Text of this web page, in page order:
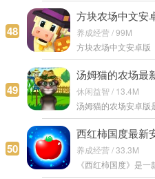
48
养成经营 / 99M
49
汤姆猫的农场最
休闲益智 / 13.4M
50
西红柿国度最新
养成经营 / 33.3M